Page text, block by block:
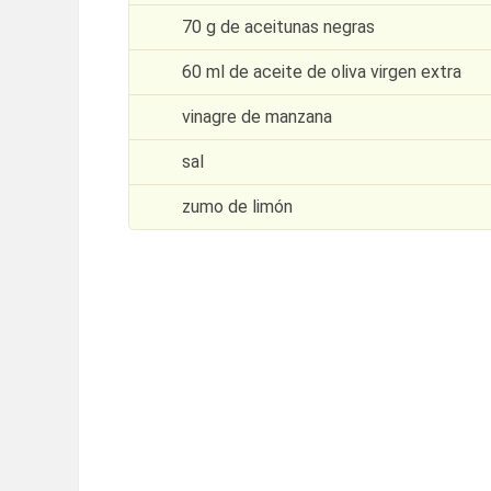
70 g de aceitunas negras
60 ml de aceite de oliva virgen extra
vinagre de manzana
sal
zumo de limón